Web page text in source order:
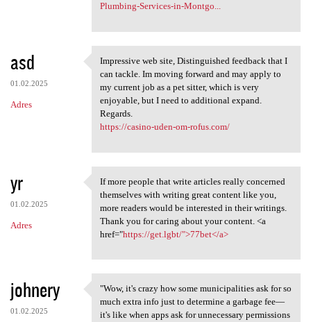
Plumbing-Services-in-Montgo...
asd
01.02.2025
Adres
Impressive web site,
Impressive web site, Distinguished feedback that I
can tackle. Im moving forward and may apply to
my current job as a pet sitter, which is very
enjoyable, but I need to additional expand.
Regards.
https://casino-uden-om-rofus.com/
yr
01.02.2025
Adres
If more people that write
If more people that write articles really concerned
themselves with writing great content like you,
more readers would be interested in their writings.
Thank you for caring about your content. <a
href="https://get.lgbt/">77bet</a>
johnery
01.02.2025
"Wow, it's crazy how some
"Wow, it's crazy how some municipalities ask for so
much extra info just to determine a garbage fee—
it's like when apps ask for unnecessary permissions